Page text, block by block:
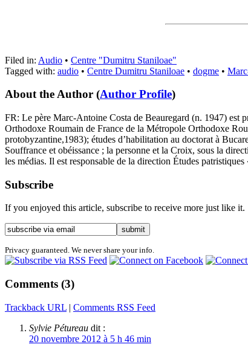
Filed in: Audio • Centre "Dumitru Staniloae"
Tagged with: audio • Centre Dumitru Staniloae • dogme •
About the Author (Author Profile)
FR: Le père Marc-Antoine Costa de Beauregard (n. 1947) est
Orthodoxe Roumain de France de la Métropole Orthodoxe
protobyzantine,1983); études d’habilitation au doctorat à
Souffrance et obéissance ; la personne et la Croix, sous la
les médias. Il est responsable de la direction Études
Subscribe
If you enjoyed this article, subscribe to receive more just like it.
Privacy guaranteed. We never share your info.
Comments (3)
Trackback URL | Comments RSS Feed
Sylvie Pétureau dit :
20 novembre 2012 à 5 h 46 min